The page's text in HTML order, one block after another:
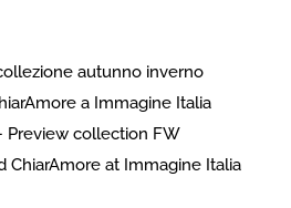
autunno inverno
a Immagine Italia
Preview collection FW
ChiarAmore at Immagine Italia